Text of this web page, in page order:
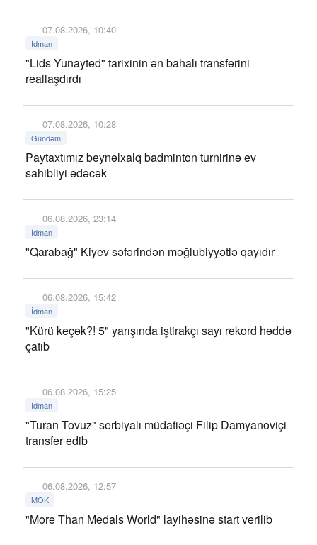
07.08.2026, 10:40
İdman
"Lids Yunayted" tarixinin ən bahalı transferini
reallaşdırdı
07.08.2026, 10:28
Gündəm
Paytaxtımız beynəlxalq badminton turnirinə ev
sahibliyi edəcək
06.08.2026, 23:14
İdman
"Qarabağ" Kiyev səfərindən məğlubiyyətlə qayıdır
06.08.2026, 15:42
İdman
"Kürü keçək?! 5" yarışında iştirakçı sayı rekord həddə
çatıb
06.08.2026, 15:25
İdman
"Turan Tovuz" serbiyalı müdafiəçi Filip Damyanoviçi
transfer edib
06.08.2026, 12:57
MOK
"More Than Medals World" layihəsinə start verilib